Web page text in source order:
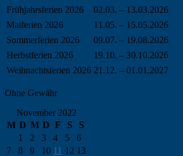
Frühjahrsferien 2026
02.03. – 13.03.2026
Maiferien 2026
11.05. – 15.05.2026
Sommerferien 2026
09.07. – 19.08.2026
Herbstferien 2026
19.10. – 30.10.2026
Weihnachtsferien 2026 21.12. – 01.01.2027
Ohne Gewähr
November 2022
M D M D F S
S
1
2 3 4 5
6
7
8 9 10 11 12 13